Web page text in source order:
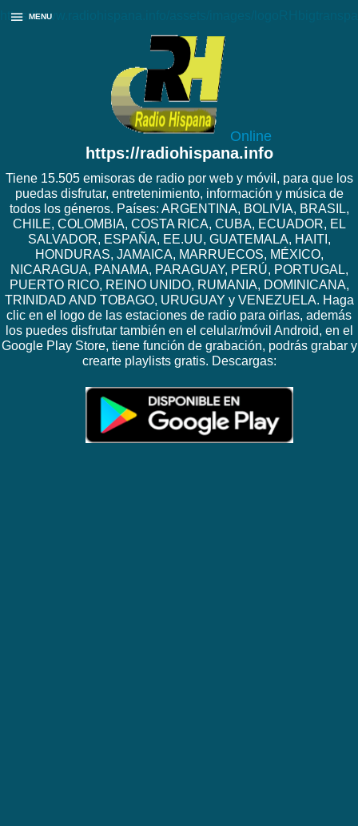
https://www.radiohispana.info/assets/images/
Online
https://radiohispana.info
Tiene 15.505 emisoras de radio por web y móvil, para que los
puedas disfrutar, entretenimiento, información y música de
todos los géneros. Países: ARGENTINA, BOLIVIA, BRASIL,
CHILE, COLOMBIA, COSTA RICA, CUBA, ECUADOR, EL
SALVADOR, ESPAÑA, EE.UU, GUATEMALA, HAITI,
HONDURAS, JAMAICA, MARRUECOS, MÉXICO,
NICARAGUA, PANAMA, PARAGUAY, PERÚ, PORTUGAL,
PUERTO RICO, REINO UNIDO, RUMANIA, DOMINICANA,
TRINIDAD AND TOBAGO, URUGUAY y VENEZUELA. Haga
clic en el logo de las estaciones de radio para oirlas, además
los puedes disfrutar también en el celular/móvil Android, en el
Google Play Store, tiene función de grabación, podrás grabar y
crearte playlists gratis. Descargas:
MENU